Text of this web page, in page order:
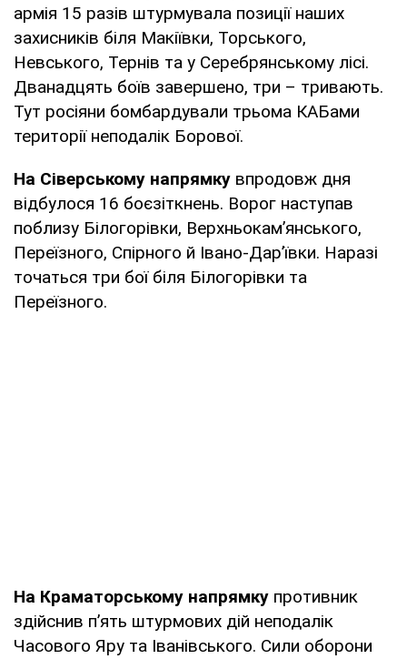
армія 15 разів штурмувала позиції наших
захисників біля Макіївки, Торського,
Невського, Тернів та у Серебрянському лісі.
Дванадцять боїв завершено, три – тривають.
Тут росіяни бомбардували трьома КАБами
території неподалік Борової.
На Сіверському напрямку впродовж дня
відбулося 16 боєзіткнень. Ворог наступав
поблизу Білогорівки, Верхньокам’янського,
Переїзного, Спірного й Івано-Дар’ївки. Наразі
точаться три бої біля Білогорівки та
Переїзного.
На Краматорському напрямку противник
здійснив п’ять штурмових дій неподалік
Часового Яру та Іванівського. Сили оборони